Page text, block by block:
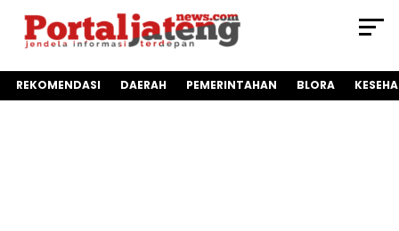
REKOMENDASI DAERAH PEMERINTAHAN BLORA